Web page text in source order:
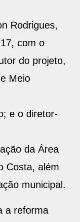
Rodrigues,
com o
do projeto,
Meio
e o diretor-
da Área
Costa, além